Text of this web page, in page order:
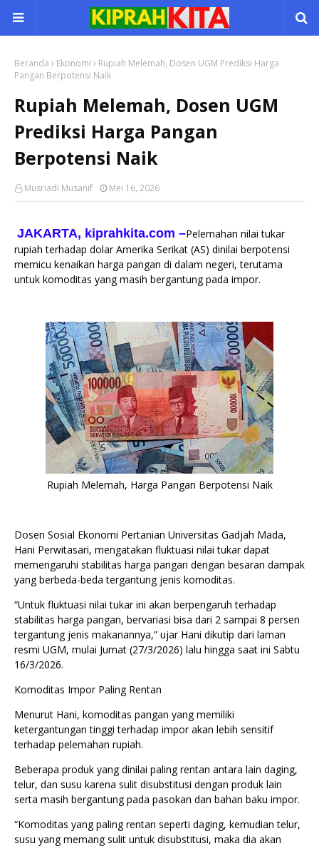
Beranda Ekonomi
Rupiah Melemah, Dosen UGM Prediksi Harga
Pangan Berpotensi Naik
Rupiah Melemah, Dosen UGM
Prediksi Harga Pangan
Berpotensi Naik
Musriadi Musanif Mei 16, 2026
JAKARTA, kiprahkita.com –Pelemahan nilai tukar
rupiah terhadap dolar Amerika Serikat (AS) dinilai berpotensi
memicu kenaikan harga pangan di dalam negeri, terutama
untuk komoditas yang masih bergantung pada impor.
Rupiah Melemah, Harga Pangan Berpotensi Naik
Dosen Sosial Ekonomi Pertanian Universitas Gadjah Mada,
Hani Perwitasari, mengatakan fluktuasi nilai tukar dapat
memengaruhi stabilitas harga pangan dengan besaran dampak
yang berbeda-beda tergantung jenis komoditas.
“Untuk fluktuasi nilai tukar ini akan berpengaruh terhadap
stabilitas harga pangan, bervariasi bisa dari 2 sampai 8 persen
tergantung jenis makanannya,” ujar Hani dikutip dari laman
resmi UGM, mulai Jumat (27/3/2026) lalu hingga saat ini Sabtu
16/3/2026.
Komoditas Impor Paling Rentan
Menurut Hani, komoditas pangan yang memiliki
ketergantungan tinggi terhadap impor akan lebih sensitif
terhadap pelemahan rupiah.
Beberapa produk yang dinilai paling rentan antara lain daging,
telur, dan susu karena sulit disubstitusi dengan produk lain
serta masih bergantung pada pasokan dan bahan baku impor.
“Komoditas yang paling rentan seperti daging, kemudian telur,
susu yang memang sulit untuk disubstitusi, maka dia akan